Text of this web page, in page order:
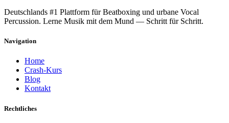
Deutschlands #1 Plattform für Beatboxing und urbane Vocal
Percussion. Lerne Musik mit dem Mund — Schritt für Schritt.
Navigation
Home
Crash-Kurs
Blog
Kontakt
Rechtliches